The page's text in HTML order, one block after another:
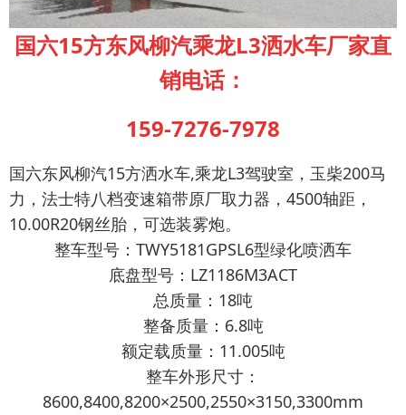
国六15方东风柳汽乘龙L3洒水车厂家直
销电话：
159-7276-7978
国六东风柳汽15方洒水车,乘龙L3驾驶室，玉柴200马
力，法士特八档变速箱带原厂取力器，4500轴距，
10.00R20钢丝胎，可选装雾炮。
整车型号：TWY5181GPSL6型绿化喷洒车
底盘型号：LZ1186M3ACT
总质量：18吨
整备质量：6.8吨
额定载质量：11.005吨
整车外形尺寸：
8600,8400,8200×2500,2550×3150,3300mm